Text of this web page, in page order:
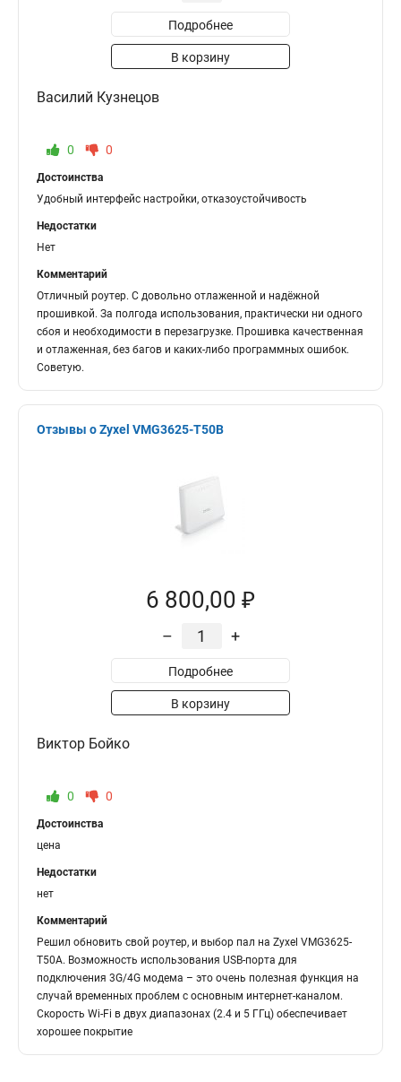
Подробнее
В корзину
Василий Кузнецов
0 0
Достоинства
Удобный интерфейс настройки, отказоустойчивость
Недостатки
Нет
Комментарий
Отличный роутер. С довольно отлаженной и надёжной
прошивкой. За полгода использования, практически ни одного
сбоя и необходимости в перезагрузке. Прошивка качественная
и отлаженная, без багов и каких-либо программных ошибок.
Советую.
Отзывы о Zyxel VMG3625-T50B
6 800,00 ₽
– +
Подробнее
В корзину
Виктор Бойко
0 0
Достоинства
цена
Недостатки
нет
Комментарий
Решил обновить свой роутер, и выбор пал на Zyxel VMG3625-
T50A. Возможность использования USB-порта для
подключения 3G/4G модема – это очень полезная функция на
случай временных проблем с основным интернет-каналом.
Скорость Wi-Fi в двух диапазонах (2.4 и 5 ГГц) обеспечивает
хорошее покрытие